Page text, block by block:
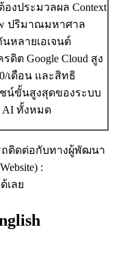
งประมวลผล Context
ปริมาณมหาศาล
หลายเอเจนต์
รดิต Google Cloud สูง
เดือน และสิทธิ
น์ขั้นสูงสุดของระบบ
AI ทั้งหมด
ถติดต่อกับทางผู้พัฒนา
:
เลย